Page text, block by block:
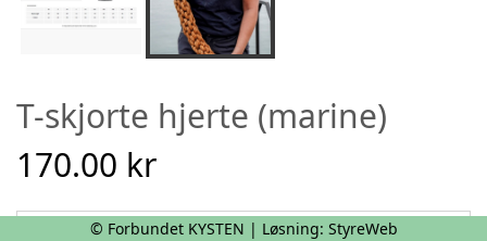
T-skjorte hjerte (marine)
170.00 kr
© Forbundet KYSTEN | Løsning: StyreWeb